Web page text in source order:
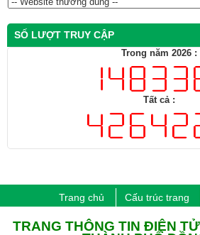
SỐ LƯỢT TRUY CẬP
Trong năm 2026 :
Tất cả :
Trang chủ Cấu trúc trang
​TRANG THÔNG TIN ĐIỆN